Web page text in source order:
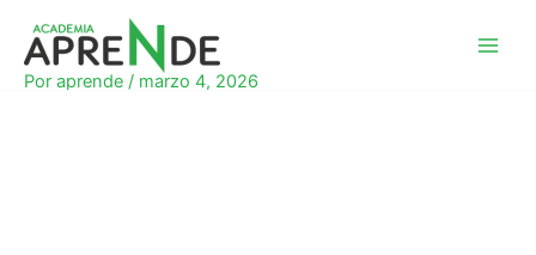
contenido
Por aprende / marzo 4, 2026